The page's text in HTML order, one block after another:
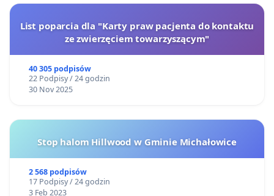
List poparcia dla "Karty praw pacjenta do kontaktu
ze zwierzęciem towarzyszącym"
40 305 podpisów
22 Podpisy / 24 godzin
30 Nov 2025
Stop halom Hillwood w Gminie Michałowice
2 568 podpisów
17 Podpisy / 24 godzin
3 Feb 2023